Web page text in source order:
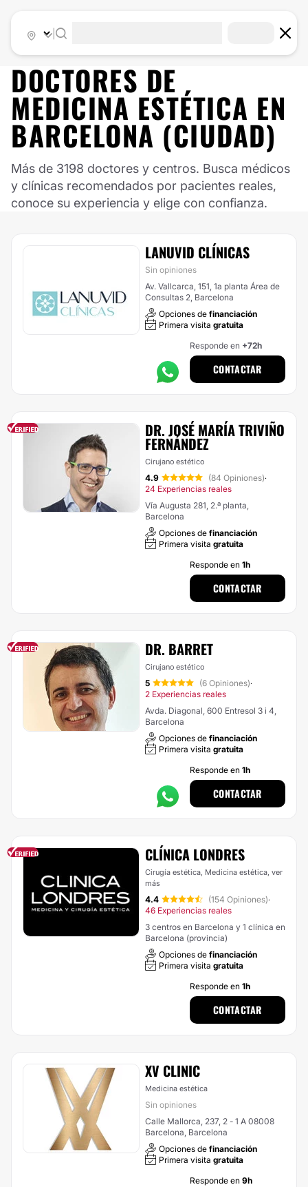
DOCTORES DE
MEDICINA ESTÉTICA EN
BARCELONA (CIUDAD)
Más de 3198 doctores y centros. Busca médicos
y clínicas recomendados por pacientes reales,
conoce su experiencia y elige con confianza.
LANUVID CLÍNICAS
Sin opiniones
Av. Vallcarca, 151, 1a planta Área de
Consultas 2, Barcelona
Opciones de financiación
Primera visita gratuita
Responde en +72h
CONTACTAR
DR. JOSÉ MARÍA TRIVIÑO
FERNÁNDEZ
Cirujano estético
4.9 (84 Opiniones)·
24 Experiencias reales
Vía Augusta 281, 2.ª planta,
Barcelona
Opciones de financiación
Primera visita gratuita
Responde en 1h
CONTACTAR
DR. BARRET
Cirujano estético
5 (6 Opiniones)·
2 Experiencias reales
Avda. Diagonal, 600 Entresol 3 i 4,
Barcelona
Opciones de financiación
Primera visita gratuita
Responde en 1h
CONTACTAR
CLÍNICA LONDRES
Cirugía estética, Medicina estética, ver
más
4.4 (154 Opiniones)·
46 Experiencias reales
3 centros en Barcelona y 1 clínica en
Barcelona (provincia)
Opciones de financiación
Primera visita gratuita
Responde en 1h
CONTACTAR
XV CLINIC
Medicina estética
Sin opiniones
Calle Mallorca, 237, 2 - 1 A 08008
Barcelona, Barcelona
Opciones de financiación
Primera visita gratuita
Responde en 9h